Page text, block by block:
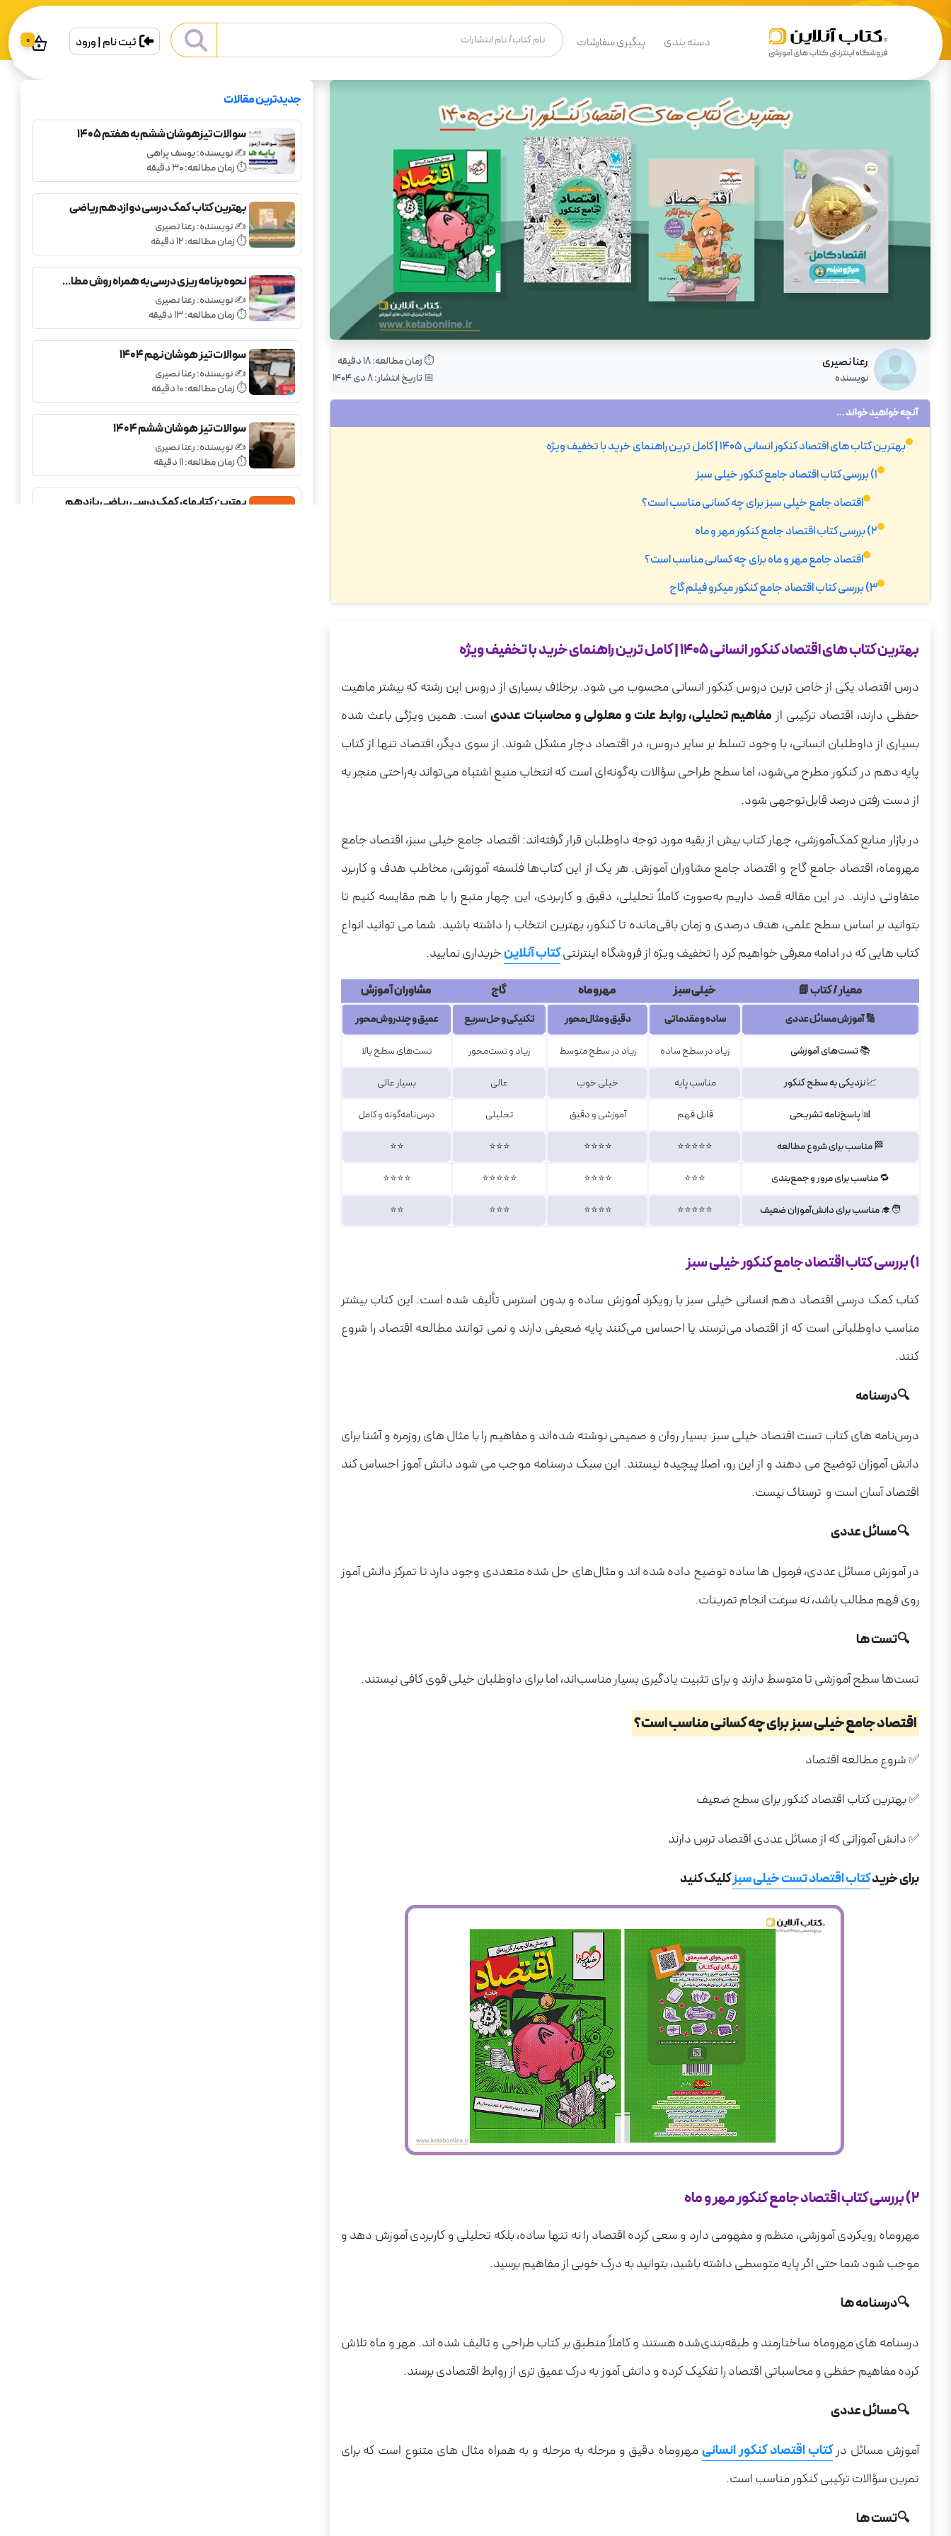
دسته بندی پیگیری سفارشات ثبت نام | ورود 0
رعنا نصیری
نویسنده
⏱️ زمان مطالعه:18دقیقه
📅 تاریخ انتشار:۸ دی ۱۴۰۴
آنچه خواهید خواند ...
بهترین کتاب های اقتصاد کنکور انسانی 1405 | کامل ترین راهنمای خرید با تخفیف ویژه
1) بررسی کتاب اقتصاد جامع کنکور خیلی سبز
اقتصاد جامع خیلی سبز برای چه کسانی مناسب است؟
2) بررسی کتاب اقتصاد جامع کنکور مهر و ماه
اقتصاد جامع مهر و ماه برای چه کسانی مناسب است؟
3) بررسی کتاب اقتصاد جامع کنکور میکرو فیلم گاج
4) بررسی کتاب اقتصاد جامع کنکور مشاوران آموزش
چرا باید بهترین کتاب تستی برای کنکور اقتصاد را تهیه کنیم؟
۲) چون طراح کنکور به دام‌های تستی علاقه دارد
۳) چون اقتصاد کنکور فقط 15 سؤال است؛ اما رتبه‌ساز
۴) چون تست‌زنی، سرعت و دقت شما را بالا می برد
5) چون سطح واقعی خودت را می‌فهمی
جمع بندی و پیشنهاد خرید
بهترین کتاب های اقتصاد کنکور انسانی 1405 | کامل ترین راهنمای خرید با تخفیف ویژه
درس اقتصاد یکی از خاص ترین دروس کنکور انسانی محسوب می شود. برخلاف بسیاری از دروس این رشته که بیشتر ماهیت
حفظی دارند، اقتصاد ترکیبی از مفاهیم تحلیلی، روابط علت و معلولی و محاسبات عددی است. همین ویژگی باعث شده
بسیاری از داوطلبان انسانی، با وجود تسلط بر سایر دروس، در اقتصاد دچار مشکل شوند. از سوی دیگر، اقتصاد تنها از کتاب
پایه دهم در کنکور مطرح می‌شود، اما سطح طراحی سؤالات به‌گونه‌ای است که انتخاب منبع اشتباه می‌تواند به‌راحتی منجر به
از دست رفتن درصد قابل‌توجهی شود.
در بازار منابع کمک‌آموزشی، چهار کتاب بیش از بقیه مورد توجه داوطلبان قرار گرفته‌اند: اقتصاد جامع خیلی سبز، اقتصاد جامع
مهروماه، اقتصاد جامع گاج و اقتصاد جامع مشاوران آموزش. هر یک از این کتاب‌ها فلسفه آموزشی، مخاطب هدف و کاربرد
متفاوتی دارند. در این مقاله قصد داریم به‌صورت کاملاً تحلیلی، دقیق و کاربردی، این چهار منبع را با هم مقایسه کنیم تا
بتوانید بر اساس سطح علمی، هدف درصدی و زمان باقی‌مانده تا کنکور، بهترین انتخاب را داشته باشید. شما می توانید انواع
کتاب هایی که در ادامه معرفی خواهیم کرد را تخفیف ویژه از فروشگاه اینترنتیکتاب آنلاینخریداری نمایید.
معیار / کتاب 📘 خیلی سبز مهروماه گاج مشاوران آموزش
🔢آموزش مسائل عددی ساده و مقدماتی دقیق و مثال‌محور تکنیکی و حل سریع عمیق و چندروش‌محور
📚تست‌های آموزشی زیاد در سطح ساده زیاد در سطح متوسط زیاد و تست‌محور تست‌های سطح بالا
📈نزدیکی به سطح کنکور مناسب پایه خیلی خوب عالی بسیار عالی
📊پاسخ‌نامه تشریحی قابل فهم آموزشی و دقیق تحلیلی درس‌نامه‌گونه و کامل
🏁مناسب برای شروع مطالعه ⭐⭐⭐⭐⭐
⭐⭐⭐⭐
⭐⭐⭐
⭐⭐
🔁مناسب برای مرور و جمع‌بندی ⭐⭐⭐
⭐⭐⭐⭐
⭐⭐⭐⭐⭐
⭐⭐⭐⭐
🧑‍🎓مناسب برای دانش‌آموزان ضعیف ⭐⭐⭐⭐⭐
⭐⭐⭐⭐
⭐⭐⭐
⭐⭐
1) بررسی کتاب اقتصاد جامع کنکور خیلی سبز
کتاب کمک درسی اقتصاد دهم انسانی خیلی سبز با رویکرد آموزش ساده و بدون استرس تألیف شده است. این کتاب بیشتر
مناسب داوطلبانی است که از اقتصاد می‌ترسند یا احساس می‌کنند پایه ضعیفی دارند و نمی توانند مطالعه اقتصاد را شروع
کنند.
🔍درسنامه
درس‌نامه های کتاب تست اقتصاد خیلی سبز بسیار روان و صمیمی نوشته شده‌اند و مفاهیم را با مثال های روزمره و آشنا برای
دانش آموزان توضیح می دهند و از این رو، اصلا پیچیده نیستند. این سبک درسنامه موجب می شود دانش آموز احساس کند
اقتصاد آسان است و ترسناک نیست.
🔍مسائل عددی
در آموزش مسائل عددی، فرمول ها ساده توضیح داده شده اند و مثال‌های حل شده متعددی وجود دارد تا تمرکز دانش آموز
روی فهم مطالب باشد، نه سرعت انجام تمرینات.
🔍تست ها
تست‌ها سطح آموزشی تا متوسط دارند و برای تثبیت یادگیری بسیار مناسب‌اند، اما برای داوطلبان خیلی قوی کافی نیستند.
اقتصاد جامع خیلی سبز برای چه کسانی مناسب است؟
✅ شروع مطالعه اقتصاد
✅ بهترین کتاب اقتصاد کنکور برای سطح ضعیف
✅ دانش آموزانی که از مسائل عددی اقتصاد ترس دارند
برای خریدکتاب اقتصاد تست خیلی سبزکلیک کنید
2) بررسی کتاب اقتصاد جامع کنکور مهر و ماه
مهروماه رویکردی آموزشی، منظم و مفهومی دارد و سعی کرده اقتصاد را نه تنها ساده، بلکه تحلیلی و کاربردی آموزش دهد و
موجب شود شما حتی اگر پایه متوسطی داشته باشید، بتوانید به درک خوبی از مفاهیم برسید.
🔍درسنامه ها
درسنامه های مهروماه ساختارمند و طبقه‌بندی‌شده هستند و کاملاً منطبق بر کتاب طراحی و تالیف شده اند. مهر و ماه تلاش
کرده مفاهیم حفظی و محاسباتی اقتصاد را تفکیک کرده و دانش آموز به درک عمیق تری از روابط اقتصادی برسند.
🔍مسائل عددی
آموزش مسائل درکتاب اقتصاد کنکور انسانیمهروماه دقیق و مرحله به مرحله و به همراه مثال های متنوع است که برای
تمرین سؤالات ترکیبی کنکور مناسب است.
🔍تست ها
جدیدترین مقالات
سوالات تیزهوشان ششم به هفتم 1405
✍️ نویسنده:یوسف پراهی
⏱️ زمان مطالعه:30دقیقه
بهترین کتاب کمک درسی دوازدهم ریاضی
✍️ نویسنده:رعنا نصیری
⏱️ زمان مطالعه:12دقیقه
نحوه برنامه ریزی درسی به همراه روش مطا...
✍️ نویسنده:رعنا نصیری
⏱️ زمان مطالعه:13دقیقه
سوالات تیز هوشان نهم 1404
✍️ نویسنده:رعنا نصیری
⏱️ زمان مطالعه:10دقیقه
سوالات تیز هوشان ششم 1404
✍️ نویسنده:رعنا نصیری
⏱️ زمان مطالعه:11دقیقه
بهترین کتابهای کمک درسی ریاضی یازدهم